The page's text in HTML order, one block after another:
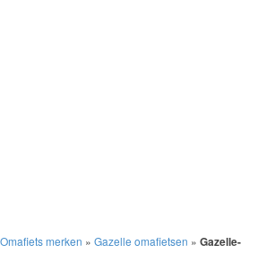
Omafiets merken » Gazelle omafietsen » Gazelle-